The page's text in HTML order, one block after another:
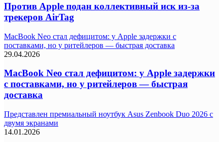
Против Apple подан коллективный иск из-за
трекеров AirTag
MacBook Neo стал дефицитом: у Apple задержки с
поставками, но у ритейлеров — быстрая доставка
29.04.2026
MacBook Neo стал дефицитом: у Apple задержки
с поставками, но у ритейлеров — быстрая
доставка
Представлен премиальный ноутбук Asus Zenbook Duo 2026 с
двумя экранами
14.01.2026